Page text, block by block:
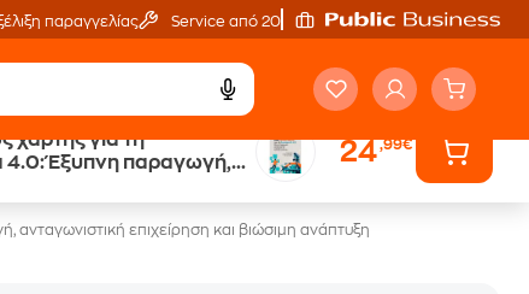
παραγγελίας Service από 20'
χάρτης για τη
4.0: Έξυπνη παραγωγή,
24,99€
Έλα στον κόσμο
ανταγωνιστική επιχείρηση και βιώσιμη ανάπτυξη